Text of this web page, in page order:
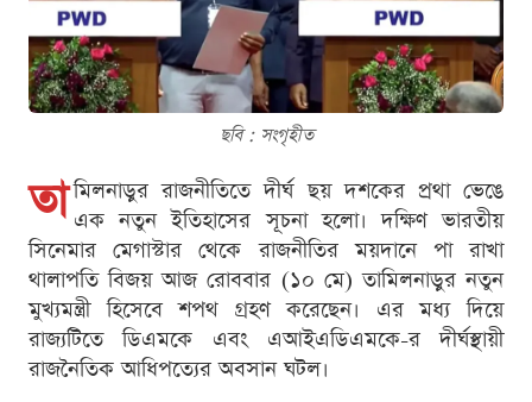
ছবি : সংগৃহীত
তা মিলনাড়ুর রাজনীতিতে দীর্ঘ ছয় দশকের প্রথা ভেঙে
এক নতুন ইতিহাসের সূচনা হলো। দক্ষিণ ভারতীয়
সিনেমার মেগাস্টার থেকে রাজনীতির ময়দানে পা রাখা
থালাপতি বিজয় আজ রোববার (১০ মে) তামিলনাড়ুর নতুন
মুখ্যমন্ত্রী হিসেবে শপথ গ্রহণ করেছেন। এর মধ্য দিয়ে
রাজ্যটিতে ডিএমকে এবং এআইএডিএমকে-র দীর্ঘস্থায়ী
রাজনৈতিক আধিপত্যের অবসান ঘটল।